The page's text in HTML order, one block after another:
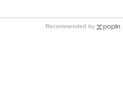
Recommended by